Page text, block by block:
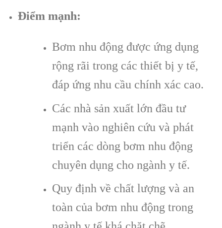
Điểm mạnh:
Bơm nhu động được ứng dụng
rộng rãi trong các thiết bị y tế,
đáp ứng nhu cầu chính xác cao.
Các nhà sản xuất lớn đầu tư
mạnh vào nghiên cứu và phát
triển các dòng bơm nhu động
chuyên dụng cho ngành y tế.
Quy định về chất lượng và an
toàn của bơm nhu động trong